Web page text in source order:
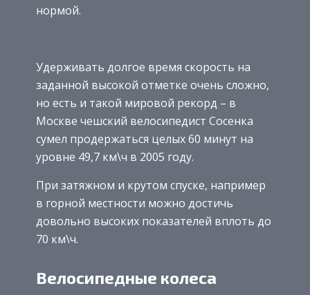
нормой.
Удерживать долгое время скорость на
заданной высокой отметке очень сложно,
но есть и такой мировой рекорд – в
Москве чешский велосипедист Сосенка
сумел продержаться целых 60 минут на
уровне 49,7 км\ч в 2005 году.
При затяжном и крутом спуске, например
в горной местности можно достичь
довольно высоких показателей вплоть до
70 км\ч.
Велосипедные колеса